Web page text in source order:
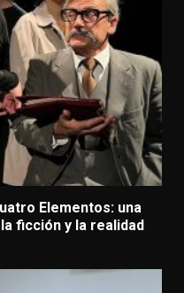
Elementos: una
ficción y la realidad